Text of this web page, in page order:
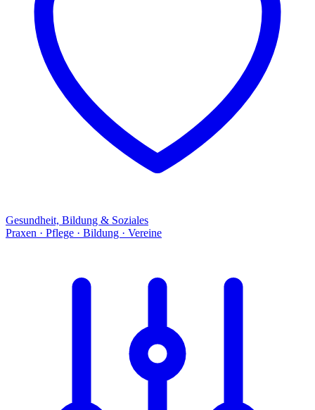
Gesundheit, Bildung & Soziales
Praxen · Pflege · Bildung · Vereine